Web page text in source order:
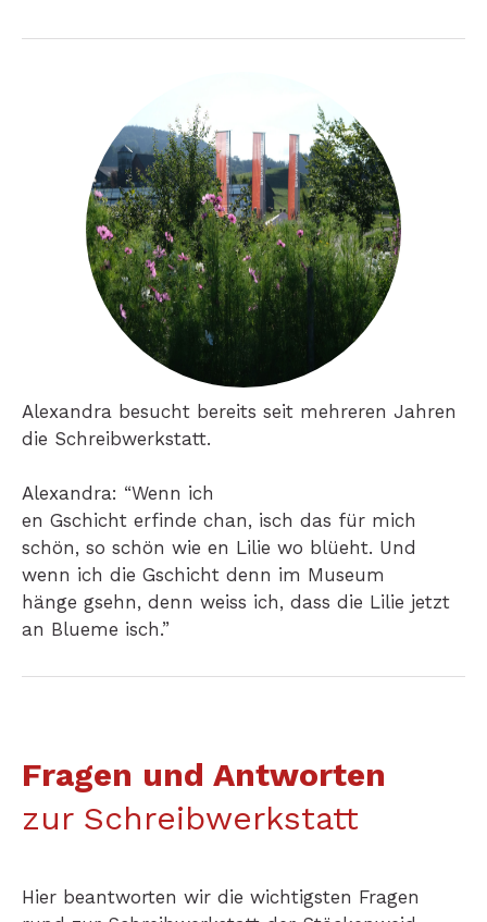
Alexandra besucht bereits seit mehreren Jahren
die Schreibwerkstatt.
Alexandra: “Wenn ich
en Gschicht erfinde chan, isch das für mich
schön, so schön wie en Lilie wo blüeht. Und
wenn ich die Gschicht denn im Museum
hänge gsehn, denn weiss ich, dass die Lilie jetzt
an Blueme isch.”
Fragen und Antworten
zur Schreibwerkstatt
Hier beantworten wir die wichtigsten Fragen